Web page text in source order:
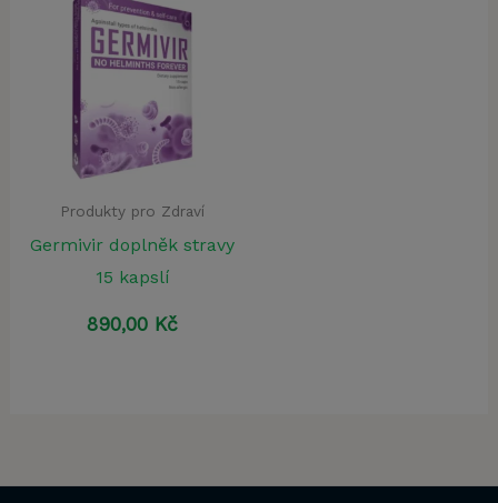
Produkty pro Zdraví
Germivir doplněk stravy
15 kapslí
890,00 Kč